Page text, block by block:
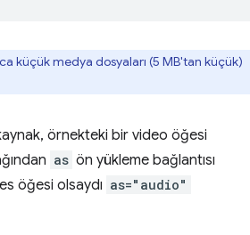
küçük medya dosyaları (5 MB'tan küçük)
örnekteki bir video öğesi
as ön yükleme bağlantısı
öğesi olsaydı as="audio"